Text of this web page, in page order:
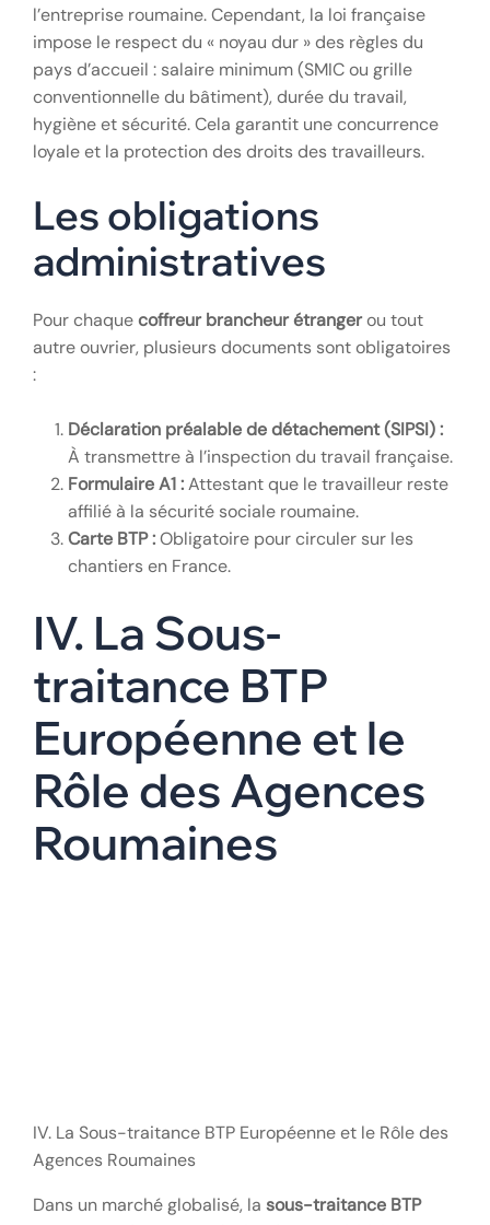
l’entreprise roumaine. Cependant, la loi française
impose le respect du « noyau dur » des règles du
pays d’accueil : salaire minimum (SMIC ou grille
conventionnelle du bâtiment), durée du travail,
hygiène et sécurité. Cela garantit une concurrence
loyale et la protection des droits des travailleurs.
Les obligations
administratives
Pour chaquecoffreur brancheur étrangerou tout
autre ouvrier, plusieurs documents sont obligatoires
:
Déclaration préalable de détachement (SIPSI) :
À transmettre à l’inspection du travail française.
Formulaire A1 :Attestant que le travailleur reste
affilié à la sécurité sociale roumaine.
Carte BTP :Obligatoire pour circuler sur les
chantiers en France.
IV. La Sous-
traitance BTP
Européenne et le
Rôle des Agences
Roumaines